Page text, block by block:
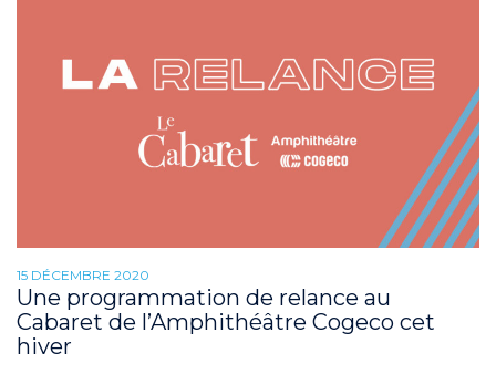
15 DÉCEMBRE 2020
Une programmation de relance au
Cabaret de l’Amphithéâtre Cogeco cet
hiver